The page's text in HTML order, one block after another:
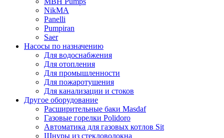
NikMA
Panelli
Pumpiran
Saer
Насосы по назначению
Для водоснабжения
Для отопления
Для промышленности
Для пожаротушения
Для канализации и стоков
Другое оборудование
Расширительные баки Masdaf
Газовые горелки Polidoro
Автоматика для газовых котлов Sit
Шнуры из стекловолокна